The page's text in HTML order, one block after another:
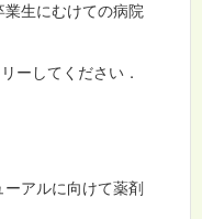
生にむけての病院
ーしてください．
アルに向けて薬剤